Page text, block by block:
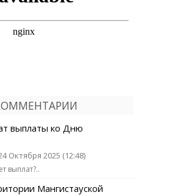
выплаты ко Дню
Октября 2025 (12:48)
выплат?..
Мангистауской